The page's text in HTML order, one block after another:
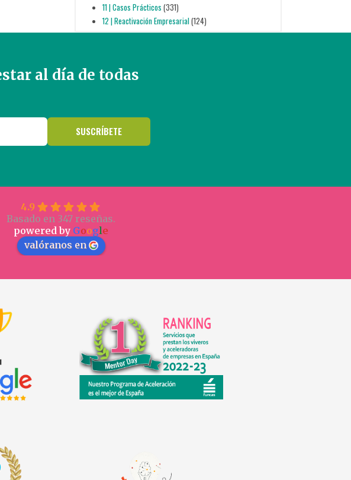
11 | Casos Prácticos (331)
12 | Reactivación Empresarial(124)
al día de todas
4.9
Basado en 347 reseñas.
powered by Google
valóranos en